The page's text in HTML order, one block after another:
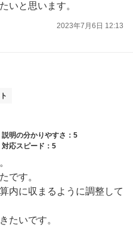
いと思います。
2023年7月6日 12:13
説明の分かりやすさ：5
対応スピード：5
です。
内に収まるように調整して
たいです。